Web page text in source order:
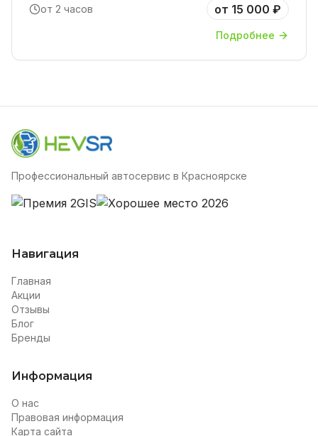
от 2 часов от 15 000 ₽
Подробнее
Профессиональный автосервис в Красноярске
Навигация
Главная
Акции
Отзывы
Блог
Бренды
Информация
О нас
Правовая информация
Карта сайта